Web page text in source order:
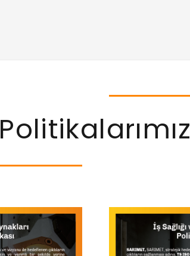
Politikalarımız